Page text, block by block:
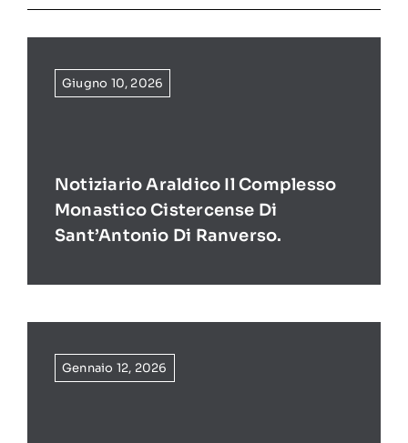
Giugno 10, 2026
Notiziario Araldico Il Complesso
Monastico Cistercense Di
Sant’Antonio Di Ranverso.
Gennaio 12, 2026